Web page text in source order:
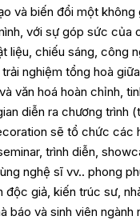
và biến đổi một không
với sự góp sức của
liệu, chiếu sáng, công
nghiệm tổng hoà
văn hoá hoàn chỉnh,
diễn ra chương trình
sẽ tổ chức các
trình diễn,
nghệ sĩ vv.. phong
độc giả, kiến trúc sư,
báo và sinh viên ngành